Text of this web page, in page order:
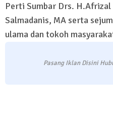
Perti Sumbar Drs.
Salmadanis, MA serta
ulama dan tokoh
Pasang Iklan Disini